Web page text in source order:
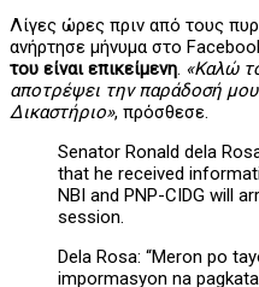
Λίγες ώρες πριν από τους
ανήρτησε μήνυμα στο
του είναι επικείμενη. «Καλώ
αποτρέψει την παράδοσή
Δικαστήριο», πρόσθεσε.
Senator Ronald dela
that he received
NBI and PNP-CIDG will
session.
Dela Rosa: “Meron po
impormasyon na